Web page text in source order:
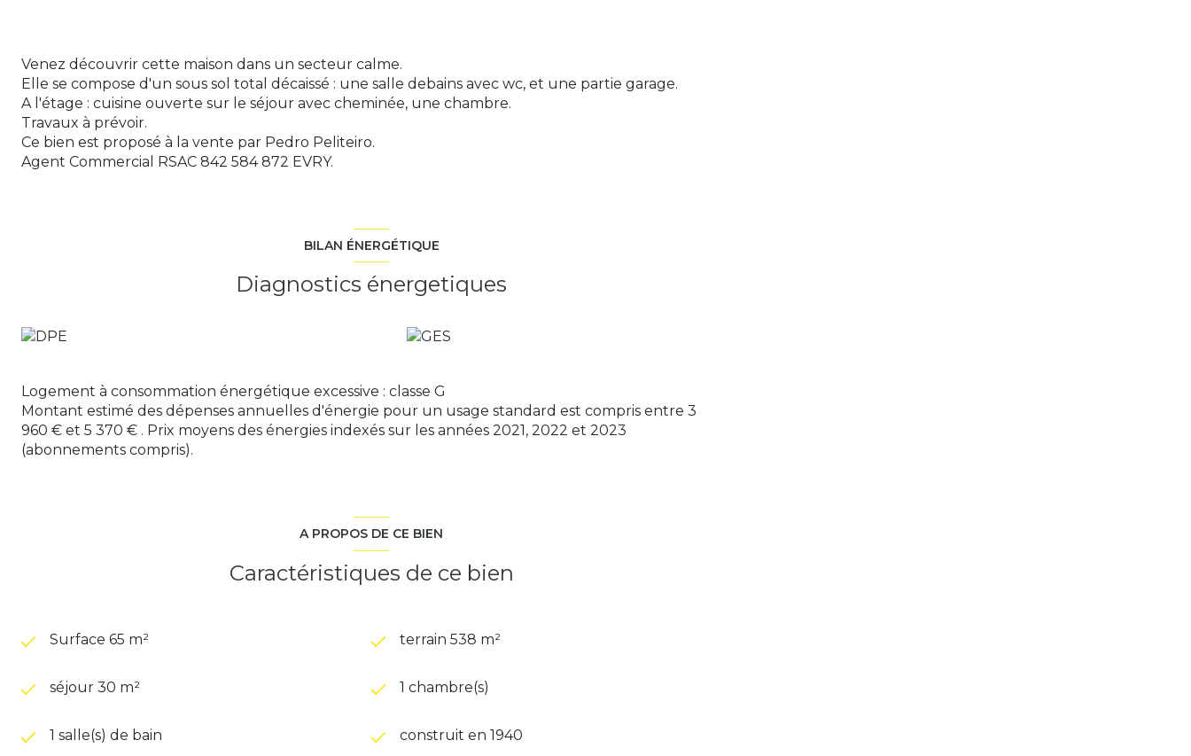
Venez découvrir cette maison dans un secteur calme.
Elle se compose d'un sous sol total décaissé : une salle debains avec wc, et une partie garage.
A l'étage : cuisine ouverte sur le séjour avec cheminée, une chambre.
Travaux à prévoir.
Ce bien est proposé à la vente par Pedro Peliteiro.
Agent Commercial RSAC 842 584 872 EVRY.
BILAN ÉNERGÉTIQUE
Diagnostics énergetiques
Logement à consommation énergétique excessive : classe G
Montant estimé des dépenses annuelles d'énergie pour un usage standard est compris entre 3
960 € et 5 370 € . Prix moyens des énergies indexés sur les années 2021, 2022 et 2023
(abonnements compris).
A PROPOS DE CE BIEN
Caractéristiques de ce bien
Surface 65 m² terrain 538 m²
séjour 30 m² 1 chambre(s)
1 salle(s) de bain construit en 1940